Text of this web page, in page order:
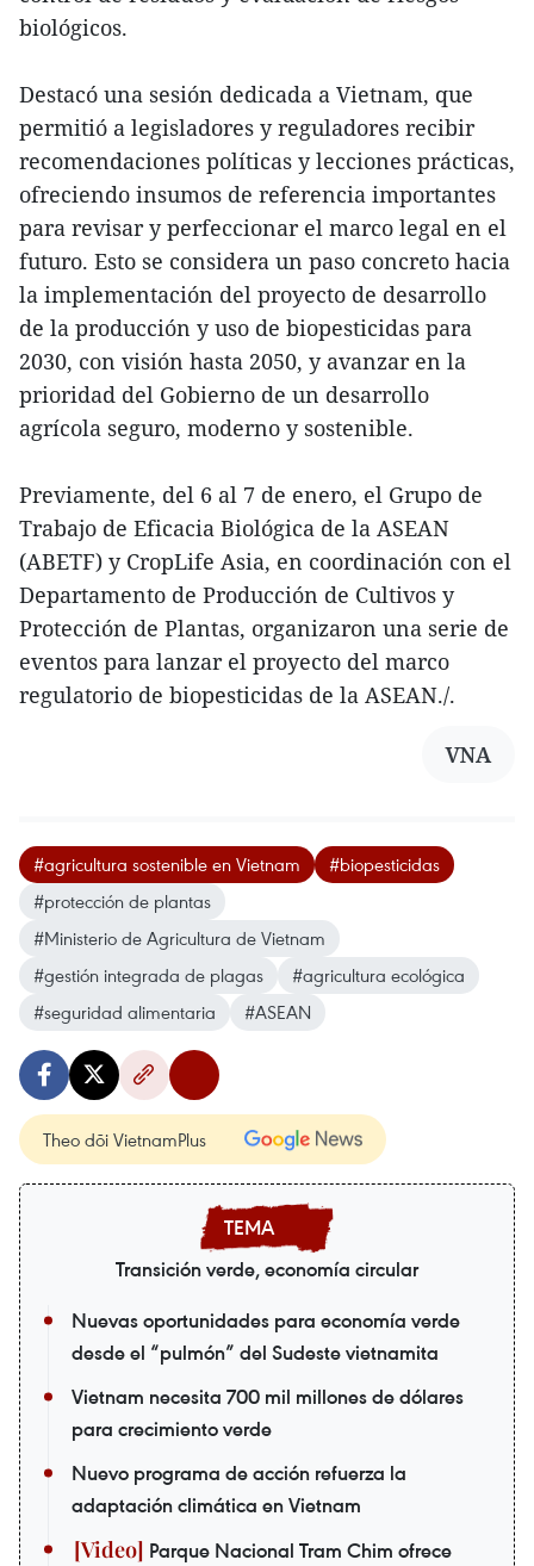
biológicos.
Destacó una sesión dedicada a Vietnam, que
permitió a legisladores y reguladores recibir
recomendaciones políticas y lecciones prácticas,
ofreciendo insumos de referencia importantes
para revisar y perfeccionar el marco legal en el
futuro. Esto se considera un paso concreto hacia
la implementación del proyecto de desarrollo
de la producción y uso de biopesticidas para
2030, con visión hasta 2050, y avanzar en la
prioridad del Gobierno de un desarrollo
agrícola seguro, moderno y sostenible.
Previamente, del 6 al 7 de enero, el Grupo de
Trabajo de Eficacia Biológica de la ASEAN
(ABETF) y CropLife Asia, en coordinación con el
Departamento de Producción de Cultivos y
Protección de Plantas, organizaron una serie de
eventos para lanzar el proyecto del marco
regulatorio de biopesticidas de la ASEAN./.
VNA
#agricultura sostenible en Vietnam
#biopesticidas
#protección de plantas
#Ministerio de Agricultura de Vietnam
#gestión integrada de plagas
#agricultura ecológica
#seguridad alimentaria
#ASEAN
Theo dõi VietnamPlus
Transición verde, economía circular
Nuevas oportunidades para economía verde
desde el “pulmón” del Sudeste vietnamita
Vietnam necesita 700 mil millones de dólares
para crecimiento verde
Nuevo programa de acción refuerza la
adaptación climática en Vietnam
Parque Nacional Tram Chim ofrece